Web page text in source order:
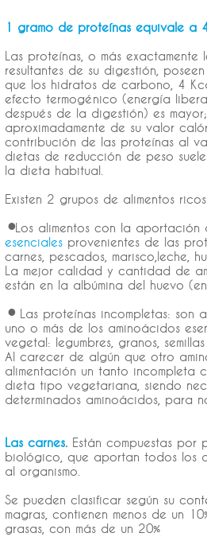
1 gramo de proteínas equivale a
Las proteínas, o más exactamente
resultantes de su digestión,
que los hidratos de carbono, 4
efecto termogénico (energía
después de la digestión) es
aproximadamente de su valor
contribución de las proteínas al
dietas de reducción de peso
la dieta habitual.
Existen 2 grupos de alimentos
•Los alimentos con la aportación
esenciales provenientes de las
carnes, pescados, marisco,leche,
La mejor calidad y cantidad de
están en la albúmina del huevo
• Las proteínas incompletas: son
uno o más de los aminoácidos
vegetal: legumbres, granos,
Al carecer de algún que otro
alimentación un tanto incompleta
dieta tipo vegetariana, siendo
determinados aminoácidos, para
Las carnes. Están compuestas
biológico, que aportan todos los
al organismo.
Se pueden clasificar según su
magras, contienen menos de un
grasas, con más de un 20%